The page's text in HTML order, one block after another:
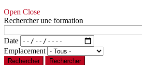
Open Close
Rechercher une formation
Date
Emplacement
Rechercher